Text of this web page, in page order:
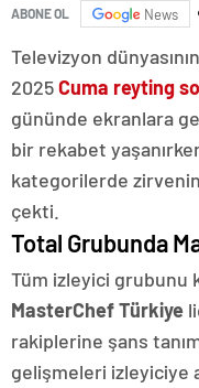
ABONE OL News
Televizyon
2025Cuma reyting
gününde ekranlara
bir rekabet
kategorilerde
çekti.
Total Grubunda
Tüm izleyici grubunu
MasterChef Türkiye
rakiplerine şans
gelişmeleri izleyiciye